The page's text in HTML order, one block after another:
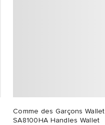
Comme des Garçons Wallet
SA8100HA Handles Wallet